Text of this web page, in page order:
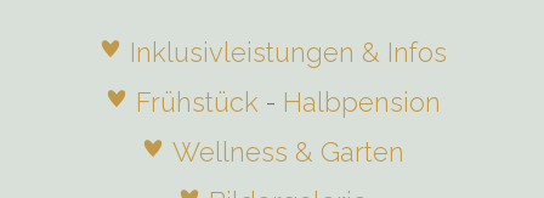
Inklusivleistungen & Infos
Frühstück - Halbpension
Wellness & Garten